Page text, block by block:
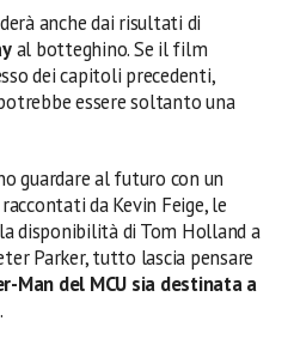
anche dai risultati di
al botteghino. Se il film
dei capitoli precedenti,
essere soltanto una
guardare al futuro con un
da Kevin Feige, le
disponibilità di Tom Holland a
Parker, tutto lascia pensare
Man del MCU sia destinata a
.